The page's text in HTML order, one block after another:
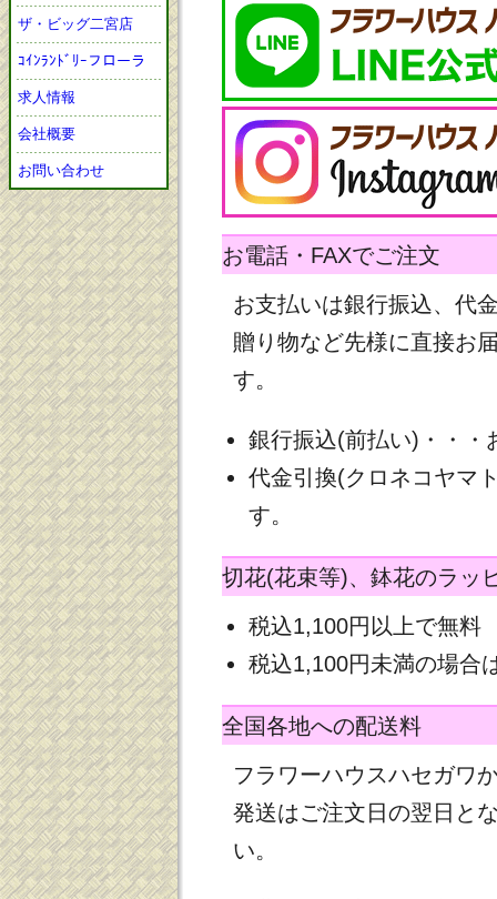
ザ・ビッグ二宮店
ｺｲﾝﾗﾝﾄﾞﾘｰフローラ
求人情報
会社概要
お問い合わせ
お電話・FAXでご注文
お支払いは銀行振込、代
贈り物など先様に直接お
す。
銀行振込(前払い)・・・
代金引換(クロネコヤマ
す。
切花(花束等)、鉢花のラッ
税込1,100円以上で無料
税込1,100円未満の場合
全国各地への配送料
フラワーハウスハセガワ
発送はご注文日の翌日と
い。